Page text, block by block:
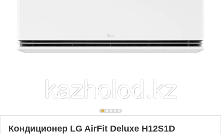
Кондиционер LG AirFit Deluxe H12S1D